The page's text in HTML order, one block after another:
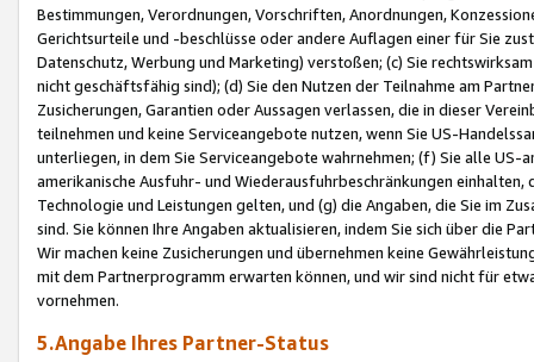
Bestimmungen, Verordnungen, Vorschriften, Anordnungen,
Gerichtsurteile und -beschlüsse oder andere Auflagen einer für Sie
Datenschutz, Werbung und Marketing) verstoßen; (c) Sie
nicht geschäftsfähig sind); (d) Sie den Nutzen der Teilnahme am
Zusicherungen, Garantien oder Aussagen verlassen, die in dieser
teilnehmen und keine Serviceangebote nutzen, wenn Sie US-
unterliegen, in dem Sie Serviceangebote wahrnehmen; (f) Sie alle
amerikanische Ausfuhr- und Wiederausfuhrbeschränkungen
Technologie und Leistungen gelten, und (g) die Angaben, die Sie im
sind. Sie können Ihre Angaben aktualisieren, indem Sie sich über die
Wir machen keine Zusicherungen und übernehmen keine
mit dem Partnerprogramm erwarten können, und wir sind nicht für
vornehmen.
5.Angabe Ihres Partner-Status